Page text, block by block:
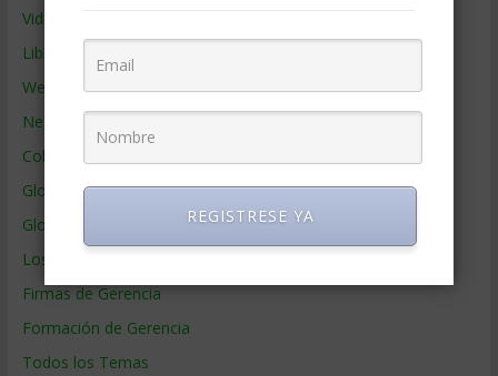
Videos de Gerencia
Libros de Gerencia
Webs de Gerencia
Negocios por País
Colaboradores de Gerencia
Glosario
Glosario Inglés – Español
Los mejores MBA
Firmas de Gerencia
Formación de Gerencia
Todos los Temas
REGISTRESE YA